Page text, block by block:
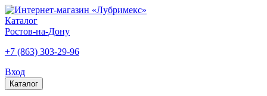
Каталог
Ростов-на-Дону
+7 (863) 303-29-96
Вход
Каталог